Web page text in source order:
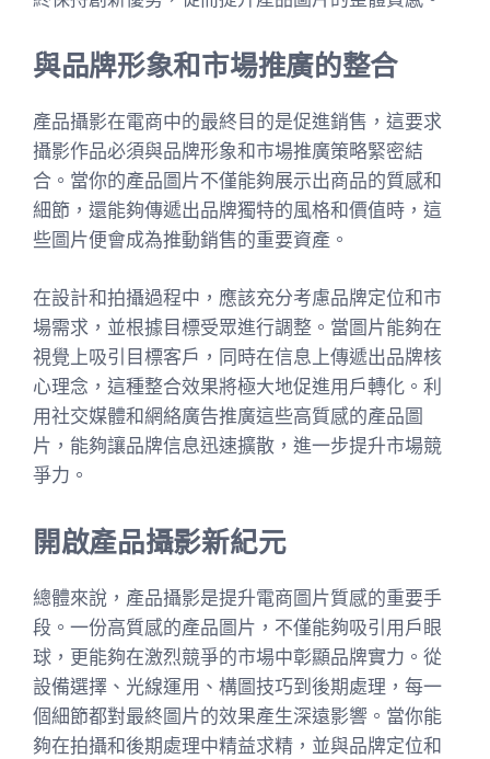
與品牌形象和市場推廣的整合
產品攝影在電商中的最終目的是促進銷售，這要求
攝影作品必須與品牌形象和市場推廣策略緊密結
合。當你的產品圖片不僅能夠展示出商品的質感和
細節，還能夠傳遞出品牌獨特的風格和價值時，這
些圖片便會成為推動銷售的重要資產。
在設計和拍攝過程中，應該充分考慮品牌定位和市
場需求，並根據目標受眾進行調整。當圖片能夠在
視覺上吸引目標客戶，同時在信息上傳遞出品牌核
心理念，這種整合效果將極大地促進用戶轉化。利
用社交媒體和網絡廣告推廣這些高質感的產品圖
片，能夠讓品牌信息迅速擴散，進一步提升市場競
爭力。
開啟產品攝影新紀元
總體來說，產品攝影是提升電商圖片質感的重要手
段。一份高質感的產品圖片，不僅能夠吸引用戶眼
球，更能夠在激烈競爭的市場中彰顯品牌實力。從
設備選擇、光線運用、構圖技巧到後期處理，每一
個細節都對最終圖片的效果產生深遠影響。當你能
夠在拍攝和後期處理中精益求精，並與品牌定位和